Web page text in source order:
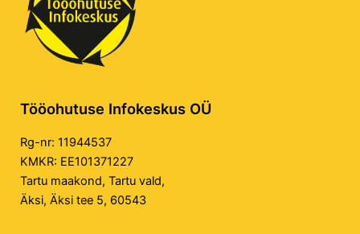
Tööohutuse Infokeskus OÜ
Rg-nr: 11944537
KMKR: EE101371227
Tartu maakond, Tartu vald,
Äksi, Äksi tee 5, 60543